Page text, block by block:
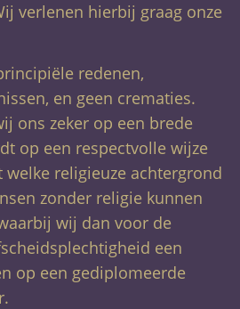
verlenen hierbij graag onze
redenen,
en geen crematies.
ons zeker op een brede
op een respectvolle wijze
welke religieuze achtergrond
zonder religie kunnen
wij dan voor de
een
op een gediplomeerde